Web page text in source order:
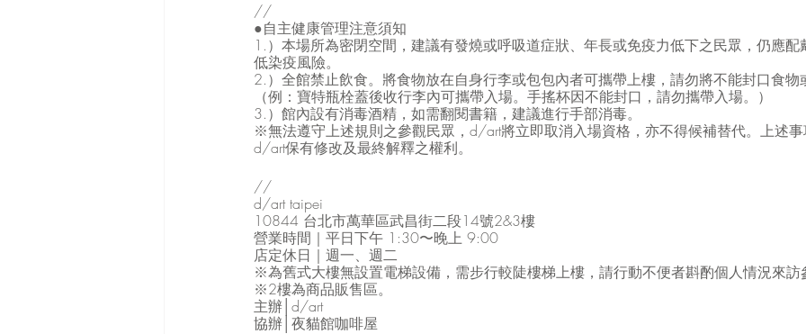
//
●自主健康管理注意須知
1.）本場所為密閉空間，建議有發燒或呼吸道症狀、年長或免疫力低下之民眾，仍應配
低染疫風險。
2.）全館禁止飲食。將食物放在自身行李或包包內者可攜帶上樓，請勿將不能封口食物
（例：寶特瓶栓蓋後收行李內可攜帶入場。手搖杯因不能封口，請勿攜帶入場。）
3.）館內設有消毒酒精，如需翻閱書籍，建議進行手部消毒。
※無法遵守上述規則之參觀民眾，d/art將立即取消入場資格，亦不得候補替代。上述
d/art保有修改及最終解釋之權利。
//
d/art taipei
10844 台北市萬華區武昌街二段14號2&3樓
營業時間｜平日下午 1:30〜晚上 9:00
店定休日｜週一、週二
※為舊式大樓無設置電梯設備，需步行較陡樓梯上樓，請行動不便者斟酌個人情況來訪
※2樓為商品販售區。
主辦│d/art
協辦│夜貓館咖啡屋